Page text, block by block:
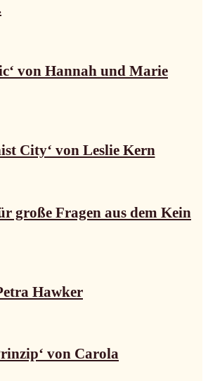
von Hannah und Marie
City‘ von Leslie Kern
große Fragen aus dem Kein
Hawker
von Carola